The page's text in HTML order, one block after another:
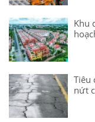
Khu
Tiêu
nứt